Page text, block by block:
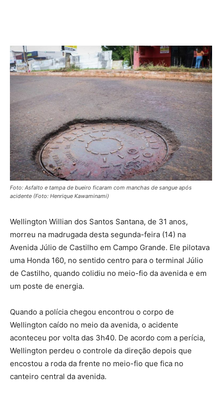
Foto: Asfalto e tampa de bueiro ficaram com manchas de sangue após
acidente (Foto: Henrique Kawaminami)
Wellington Willian dos Santos Santana, de 31 anos,
morreu na madrugada desta segunda-feira (14) na
Avenida Júlio de Castilho em Campo Grande. Ele pilotava
uma Honda 160, no sentido centro para o terminal Júlio
de Castilho, quando colidiu no meio-fio da avenida e em
um poste de energia.
Quando a polícia chegou encontrou o corpo de
Wellington caído no meio da avenida, o acidente
aconteceu por volta das 3h40. De acordo com a perícia,
Wellington perdeu o controle da direção depois que
encostou a roda da frente no meio-fio que fica no
canteiro central da avenida.